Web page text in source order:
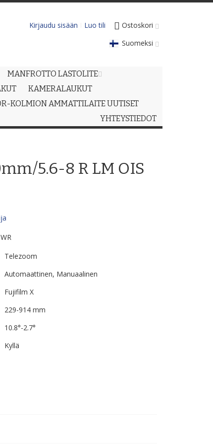
Ostoskori
Kirjaudu sisään
Luo tili
Suomeksi
MANFROTTO LASTOLITE
KAMERALAUKUT
KOLMION AMMATTILAITE UUTISET
YHTEYSTIEDOT
5.6-8 R LM OIS
Telezoom
Automaattinen, Manuaalinen
Fujifilm X
229-914 mm
10.8°-2.7°
Kyllä